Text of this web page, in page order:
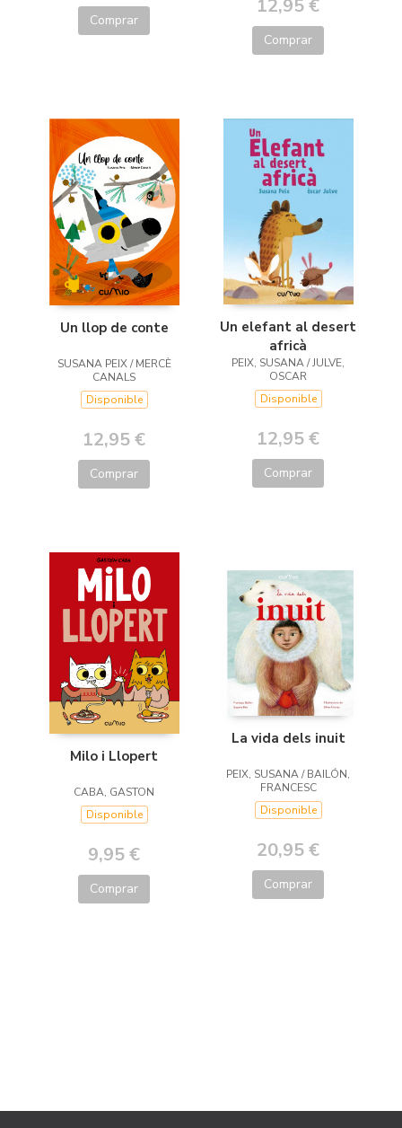
Comprar
12,95 €
Comprar
Un llop de conte
SUSANA PEIX / MERCÈ
CANALS
Disponible
12,95 €
Comprar
Un elefant al desert
africà
PEIX, SUSANA / JULVE,
OSCAR
Disponible
12,95 €
Comprar
Milo i Llopert
CABA, GASTON
Disponible
9,95 €
Comprar
La vida dels inuit
PEIX, SUSANA / BAILÓN,
FRANCESC
Disponible
20,95 €
Comprar